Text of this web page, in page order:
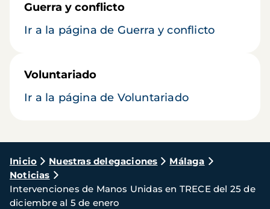
Guerra y conflicto
Ir a la página de Guerra y conflicto
Voluntariado
Ir a la página de Voluntariado
Ruta
de
navegación
Inicio Nuestras delegaciones
Málaga
Noticias
Intervenciones de Manos Unidas en TRECE del 25 de
diciembre al 5 de enero